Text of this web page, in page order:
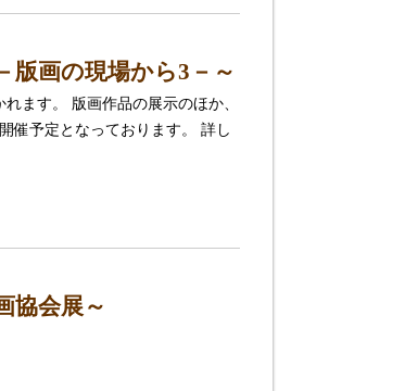
画の現場から3－～
す。 版画作品の展示のほか、
催予定となっております。 詳し
協会展～